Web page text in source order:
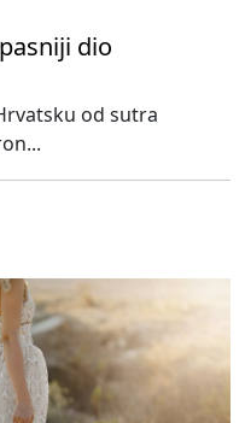
dio
od sutra